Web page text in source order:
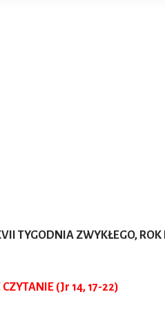
TYGODNIA ZWYKŁEGO, ROK II
CZYTANIE (Jr 14, 17-22)